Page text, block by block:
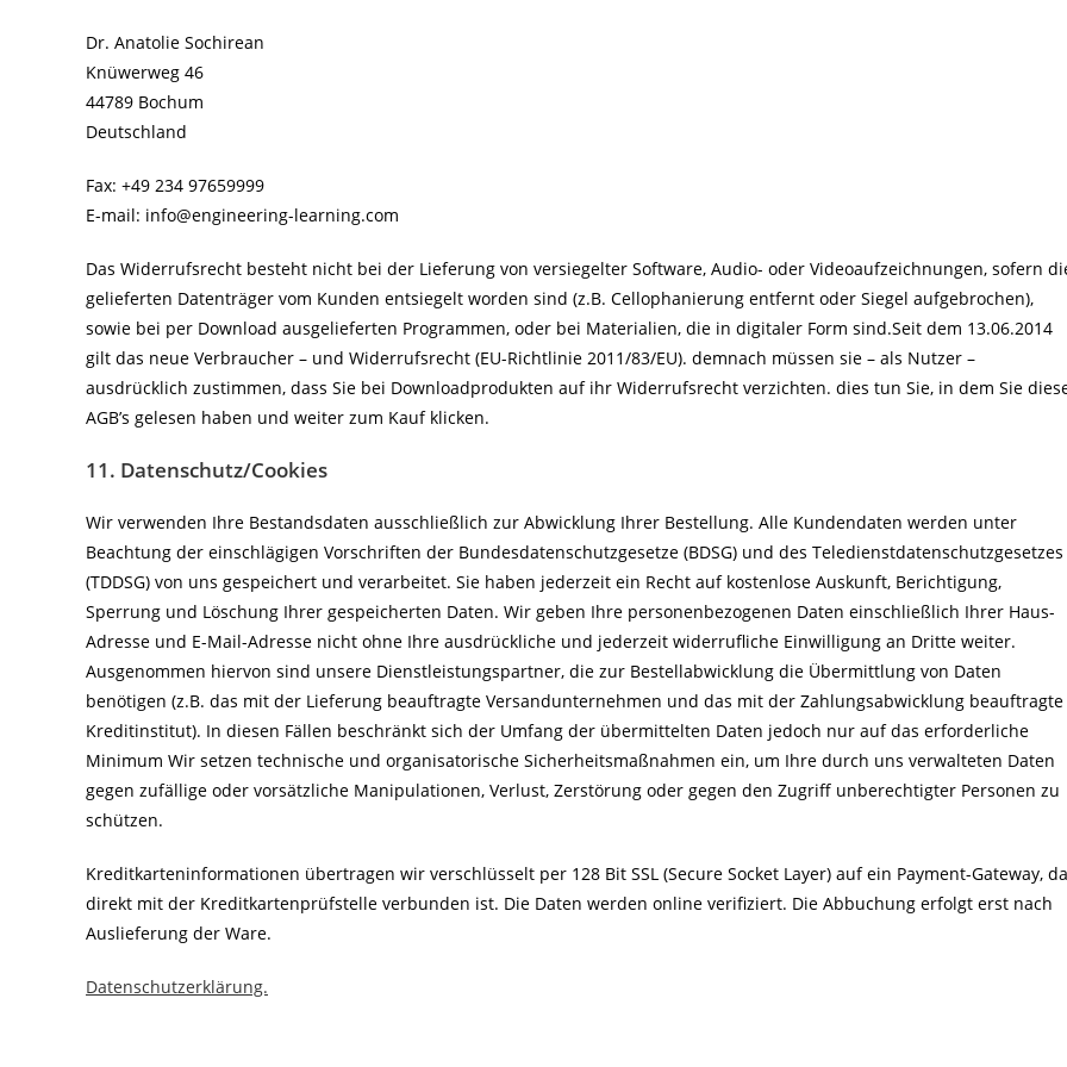
Dr. Anatolie Sochirean
Knüwerweg 46
44789 Bochum
Deutschland
Fax: +49 234 97659999
E-mail: info@engineering-learning.com
Das Widerrufsrecht besteht nicht bei der Lieferung von versiegelter Software, Audio- oder Videoaufzeichnungen, sofern
gelieferten Datenträger vom Kunden entsiegelt worden sind (z.B. Cellophanierung entfernt oder Siegel aufgebrochen),
sowie bei per Download ausgelieferten Programmen, oder bei Materialien, die in digitaler Form sind.Seit dem 13.06.2014
gilt das neue Verbraucher – und Widerrufsrecht (EU-Richtlinie 2011/83/EU). demnach müssen sie – als Nutzer –
ausdrücklich zustimmen, dass Sie bei Downloadprodukten auf ihr Widerrufsrecht verzichten. dies tun Sie, in dem Sie
AGB’s gelesen haben und weiter zum Kauf klicken.
11. Datenschutz/Cookies
Wir verwenden Ihre Bestandsdaten ausschließlich zur Abwicklung Ihrer Bestellung. Alle Kundendaten werden unter
Beachtung der einschlägigen Vorschriften der Bundesdatenschutzgesetze (BDSG) und des Teledienstdatenschutzgesetzes
(TDDSG) von uns gespeichert und verarbeitet. Sie haben jederzeit ein Recht auf kostenlose Auskunft, Berichtigung,
Sperrung und Löschung Ihrer gespeicherten Daten. Wir geben Ihre personenbezogenen Daten einschließlich Ihrer Haus-
Adresse und E-Mail-Adresse nicht ohne Ihre ausdrückliche und jederzeit widerrufliche Einwilligung an Dritte weiter.
Ausgenommen hiervon sind unsere Dienstleistungspartner, die zur Bestellabwicklung die Übermittlung von Daten
benötigen (z.B. das mit der Lieferung beauftragte Versandunternehmen und das mit der Zahlungsabwicklung beauftragte
Kreditinstitut). In diesen Fällen beschränkt sich der Umfang der übermittelten Daten jedoch nur auf das erforderliche
Minimum Wir setzen technische und organisatorische Sicherheitsmaßnahmen ein, um Ihre durch uns verwalteten Daten
gegen zufällige oder vorsätzliche Manipulationen, Verlust, Zerstörung oder gegen den Zugriff unberechtigter Personen zu
schützen.
Kreditkarteninformationen übertragen wir verschlüsselt per 128 Bit SSL (Secure Socket Layer) auf ein Payment-Gateway,
direkt mit der Kreditkartenprüfstelle verbunden ist. Die Daten werden online verifiziert. Die Abbuchung erfolgt erst nach
Auslieferung der Ware.
Datenschutzerklärung.